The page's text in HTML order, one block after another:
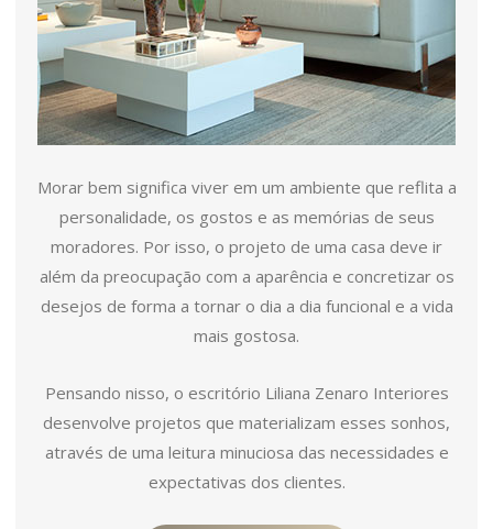
Morar bem significa viver em um ambiente que reflita a
personalidade, os gostos e as memórias de seus
moradores. Por isso, o projeto de uma casa deve ir
além da preocupação com a aparência e concretizar os
desejos de forma a tornar o dia a dia funcional e a vida
mais gostosa.
Pensando nisso, o escritório Liliana Zenaro Interiores
desenvolve projetos que materializam esses sonhos,
através de uma leitura minuciosa das necessidades e
expectativas dos clientes.